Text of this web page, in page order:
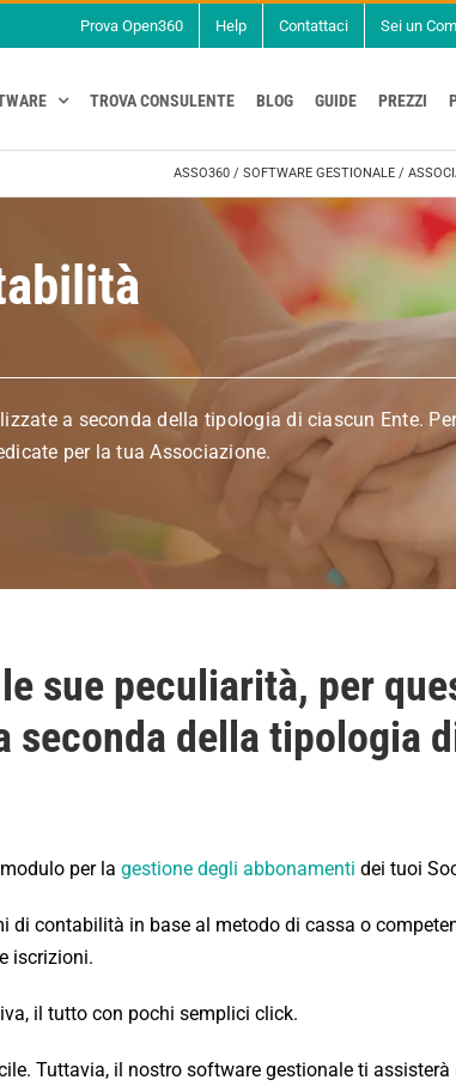
Prova Open360 Help Contattaci Sei un
TROVA CONSULENTE BLOG GUIDE PREZZI
ASSO360 / SOFTWARE GESTIONALE /
a seconda della tipologia di ciascun Ente.
per la tua Associazione.
sue peculiarità, per
della tipologia
per la gestione degli abbonamenti dei tuoi
di contabilità in base al metodo di cassa o
iscrizioni.
il tutto con pochi semplici click.
Tuttavia, il nostro software gestionale ti assisterà